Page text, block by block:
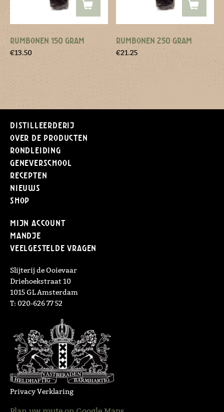
RUMBONEN 150 GRAM
€13.50
RUMBONEN 250 GRAM
€21.25
Distilleerderij
Over de producten
Rondleiding
Geneverschool
Recepten
Nieuws
Shop
Mijn Account
Mandje
Veelgestelde vragen
Slijterij de Ooievaar
Driehoekstraat 10
1015 GL Amsterdam
T: 020-626 77 52
Privacy Verklaring